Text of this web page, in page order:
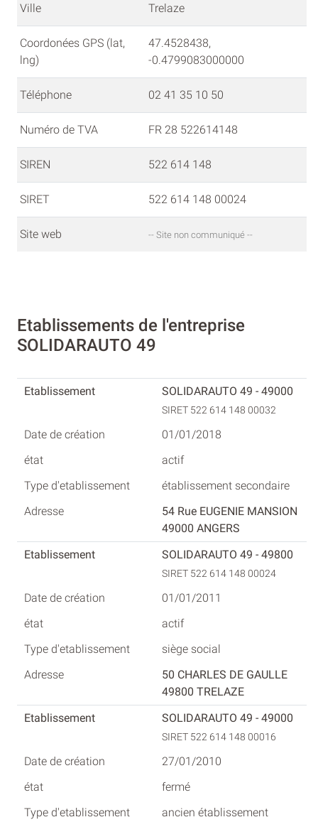
Ville Trelaze
Coordonées GPS (lat,
lng)
47.4528438,
-0.4799083000000
Téléphone 02 41 35 10 50
Numéro de TVA FR 28 522614148
SIREN 522 614 148
SIRET 522 614 148 00024
Site web -- Site non communiqué --
Etablissements de l'entreprise
SOLIDARAUTO 49
SOLIDARAUTO 49 - 49000
SIRET 522 614 148 00032
01/01/2018
actif
établissement secondaire
54 Rue EUGENIE MANSION
49000 ANGERS
SOLIDARAUTO 49 - 49800
SIRET 522 614 148 00024
01/01/2011
actif
siège social
50 CHARLES DE GAULLE
49800 TRELAZE
SOLIDARAUTO 49 - 49000
SIRET 522 614 148 00016
27/01/2010
fermé
ancien établissement